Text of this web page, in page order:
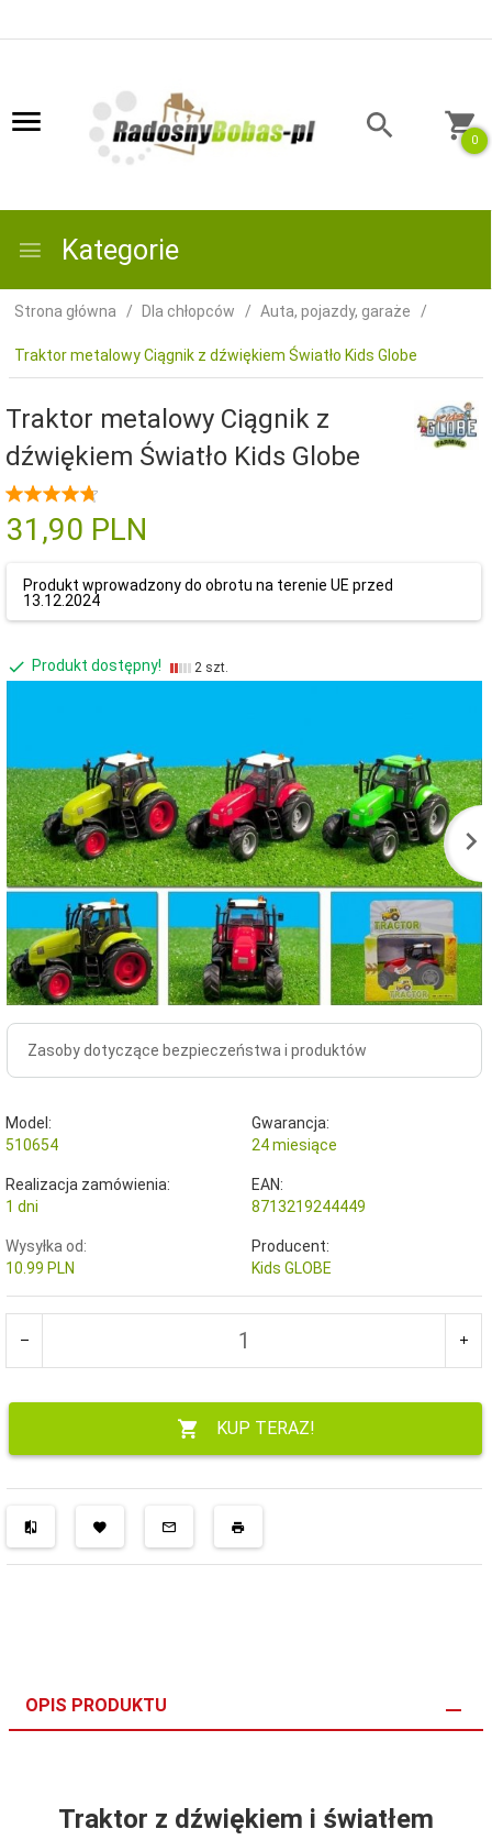
0
Kategorie
Strona główna Dla chłopców Auta, pojazdy, garaże
Traktor metalowy Ciągnik z dźwiękiem Światło Kids Globe
Traktor metalowy Ciągnik z
dźwiękiem Światło Kids Globe
31,90 PLN
Produkt wprowadzony do obrotu na terenie UE przed
13.12.2024
Produkt dostępny! 2 szt.
Zasoby dotyczące bezpieczeństwa i produktów
Model:
510654
Gwarancja:
24 miesiące
Realizacja zamówienia:
1 dni
EAN:
8713219244449
Wysyłka od:
10.99 PLN
Producent:
Kids GLOBE
KUP TERAZ!
OPIS PRODUKTU
Traktor z dźwiękiem i światłem